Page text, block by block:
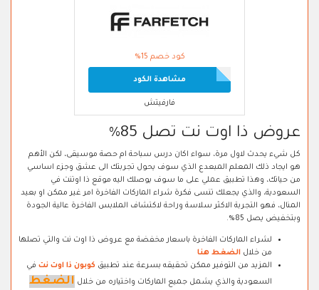
كود خصم 15%
مشاهدة الكود
فارفيتش
عروض ذا اوت نت تصل 85%
كل شيء يحدث لاول مرة، سواء اكان درس سباحة ام حصة موسيقى، لكن الأهم
هو ايجاد ذلك المعلم المبعدع الذي سوف يحول تجربتك الى عشق وجزء اساسي
من حياتك، وهذا تطبيق عملي على ما سوف يوصلك اليه موقع ذا اوتنت في
السعودية، والذي يجعلك تنسى فكرة شراء الماركات الفاخرة امر غير ممكن او بعيد
المنال، فهو التجربة الاكثر سلاسة وراحة لاكتشاف الملابس الفاخرة عالية الجودة
وبتخفيض يصل 85%.
لشراء الماركات الفاخرة باسعار مخفضة مع عروض ذا اوت نت والتي تصلها
من خلال الضغط هنا
المزيد من التوفير ممكن تحقيقه بسرعة عند تطبيق كوبون ذا اوت نت في
السعودية والذي يشمل جميع الماركات واختياره من خلال الضغط